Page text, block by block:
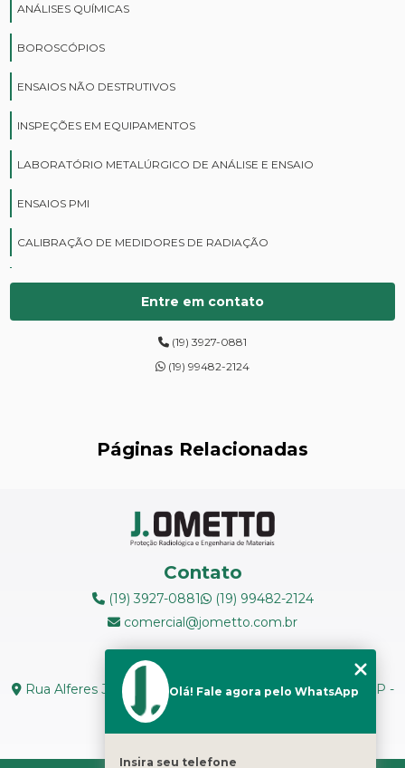
ANÁLISES QUÍMICAS
BOROSCÓPIOS
ENSAIOS NÃO DESTRUTIVOS
INSPEÇÕES EM EQUIPAMENTOS
LABORATÓRIO METALÚRGICO DE ANÁLISE E ENSAIO
ENSAIOS PMI
CALIBRAÇÃO DE MEDIDORES DE RADIAÇÃO
CURSOS DE PROTEÇÃO RADIOLÓGICA
DIGITALIZAÇÃO DE FILMES RADIOGRÁFICOS
ENSAIOS DE DUREZA DE CAMPO
MANUTENÇÃO DE MEDIDORES DE RADIAÇÃO
MEDIÇÃO DE FERRITA
RÉPLICAS METALOGRÁFICAS
Entre em contato
(19) 3927-0881
(19) 99482-2124
Páginas Relacionadas
Contato
(19) 3927-0881
(19) 99482-2124
comercial@jometto.com.br
Endereço
Rua Alferes José Caetano, N 1665 - Centro Piracicaba - SP -
CEP: 13400-126
Olá! Fale agora pelo WhatsApp
Insira seu telefone